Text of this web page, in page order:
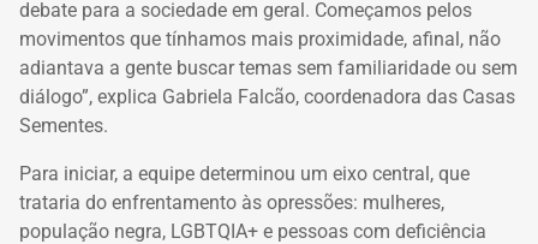
debate para a sociedade em geral. Começamos pelos
movimentos que tínhamos mais proximidade, afinal, não
adiantava a gente buscar temas sem familiaridade ou sem
diálogo”, explica Gabriela Falcão, coordenadora das Casas
Sementes.
Para iniciar, a equipe determinou um eixo central, que
trataria do enfrentamento às opressões: mulheres,
população negra, LGBTQIA+ e pessoas com deficiência